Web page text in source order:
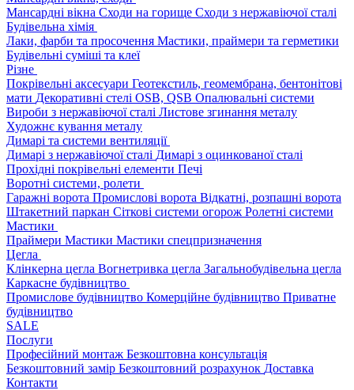
Мансардні вікна Сходи на горище Сходи з нержавіючої сталі
Будівельна хімія
Лаки, фарби та просочення Мастики, праймери та герметики
Будівельні суміші та клеї
Різне
Покрівельні аксесуари Геотекстиль, геомембрана, бентонітові
мати Декоративні стелі OSB, QSB Опалювальні системи
Вироби з нержавіючої сталі Листове згинання металу
Художнє кування металу
Димарі та системи вентиляції
Димарі з нержавіючої сталі Димарі з оцинкованої сталі
Прохідні покрівельні елементи Печі
Воротні системи, ролети
Гаражні ворота Промислові ворота Відкатні, розпашні ворота
Штакетний паркан Сіткові системи огорож Ролетні системи
Мастики
Праймери Мастики Мастики спецпризначення
Цегла
Клінкерна цегла Вогнетривка цегла Загальнобудівельна цегла
Каркасне будівництво
Промислове будівництво Комерційне будівництво Приватне
будівництво
SALE
Послуги
Професійний монтаж Безкоштовна консультація
Безкоштовний замір Безкоштовний розрахунок Доставка
Контакти